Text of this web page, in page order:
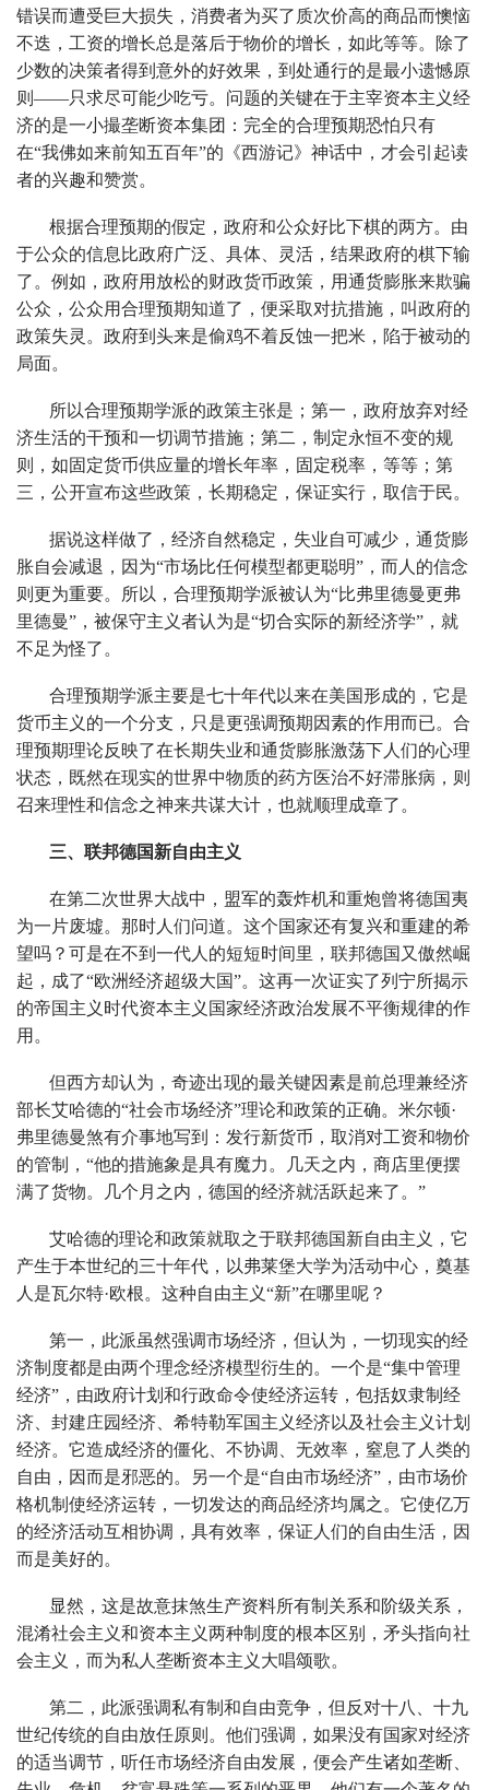
错误而遭受巨大损失，消费者为买了质次价高的商品而懊恼
不迭，工资的增长总是落后于物价的增长，如此等等。除了
少数的决策者得到意外的好效果，到处通行的是最小遗憾原
则——只求尽可能少吃亏。问题的关键在于主宰资本主义经
济的是一小撮垄断资本集团：完全的合理预期恐怕只有
在“我佛如来前知五百年”的《西游记》神话中，才会引起读
者的兴趣和赞赏。
根据合理预期的假定，政府和公众好比下棋的两方。由
于公众的信息比政府广泛、具体、灵活，结果政府的棋下输
了。例如，政府用放松的财政货币政策，用通货膨胀来欺骗
公众，公众用合理预期知道了，便采取对抗措施，叫政府的
政策失灵。政府到头来是偷鸡不着反蚀一把米，陷于被动的
局面。
所以合理预期学派的政策主张是；第一，政府放弃对经
济生活的干预和一切调节措施；第二，制定永恒不变的规
则，如固定货币供应量的增长年率，固定税率，等等；第
三，公开宣布这些政策，长期稳定，保证实行，取信于民。
据说这样做了，经济自然稳定，失业自可减少，通货膨
胀自会减退，因为“市场比任何模型都更聪明”，而人的信念
则更为重要。所以，合理预期学派被认为“比弗里德曼更弗
里德曼”，被保守主义者认为是“切合实际的新经济学”，就
不足为怪了。
合理预期学派主要是七十年代以来在美国形成的，它是
货币主义的一个分支，只是更强调预期因素的作用而已。合
理预期理论反映了在长期失业和通货膨胀激荡下人们的心理
状态，既然在现实的世界中物质的药方医治不好滞胀病，则
召来理性和信念之神来共谋大计，也就顺理成章了。
三、联邦德国新自由主义
在第二次世界大战中，盟军的轰炸机和重炮曾将德国夷
为一片废墟。那时人们问道。这个国家还有复兴和重建的希
望吗？可是在不到一代人的短短时间里，联邦德国又傲然崛
起，成了“欧洲经济超级大国”。这再一次证实了列宁所揭示
的帝国主义时代资本主义国家经济政治发展不平衡规律的作
用。
但西方却认为，奇迹出现的最关键因素是前总理兼经济
部长艾哈德的“社会市场经济”理论和政策的正确。米尔顿·
弗里德曼煞有介事地写到：发行新货币，取消对工资和物价
的管制，“他的措施象是具有魔力。几天之内，商店里便摆
满了货物。几个月之内，德国的经济就活跃起来了。”
艾哈德的理论和政策就取之于联邦德国新自由主义，它
产生于本世纪的三十年代，以弗莱堡大学为活动中心，奠基
人是瓦尔特·欧根。这种自由主义“新”在哪里呢？
第一，此派虽然强调市场经济，但认为，一切现实的经
济制度都是由两个理念经济模型衍生的。一个是“集中管理
经济”，由政府计划和行政命令使经济运转，包括奴隶制经
济、封建庄园经济、希特勒军国主义经济以及社会主义计划
经济。它造成经济的僵化、不协调、无效率，窒息了人类的
自由，因而是邪恶的。另一个是“自由市场经济”，由市场价
格机制使经济运转，一切发达的商品经济均属之。它使亿万
的经济活动互相协调，具有效率，保证人们的自由生活，因
而是美好的。
显然，这是故意抹煞生产资料所有制关系和阶级关系，
混淆社会主义和资本主义两种制度的根本区别，矛头指向社
会主义，而为私人垄断资本主义大唱颂歌。
第二，此派强调私有制和自由竞争，但反对十八、十九
世纪传统的自由放任原则。他们强调，如果没有国家对经济
的适当调节，听任市场经济自由发展，便会产生诸如垄断、